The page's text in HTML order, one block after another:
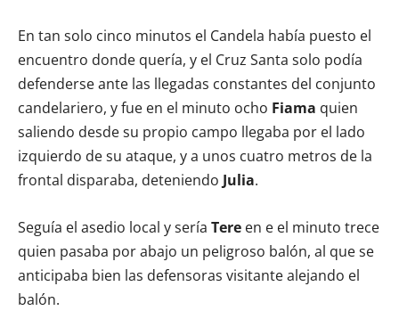
En tan solo cinco minutos el Candela había puesto el
encuentro donde quería, y el Cruz Santa solo podía
defenderse ante las llegadas constantes del conjunto
candelariero, y fue en el minuto ocho Fiama quien
saliendo desde su propio campo llegaba por el lado
izquierdo de su ataque, y a unos cuatro metros de la
frontal disparaba, deteniendo Julia.
Seguía el asedio local y sería Tere en e el minuto trece
quien pasaba por abajo un peligroso balón, al que se
anticipaba bien las defensoras visitante alejando el
balón.